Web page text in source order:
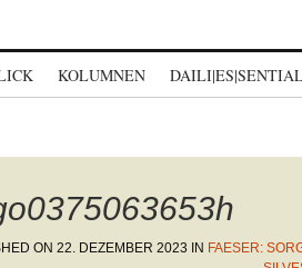
KOLUMNEN
ON 22. DEZEMBER 2023 IN FAESER: